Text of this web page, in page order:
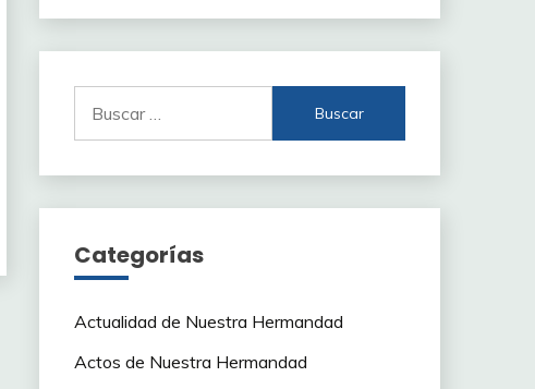
Categorías
Actualidad de Nuestra Hermandad
Actos de Nuestra Hermandad